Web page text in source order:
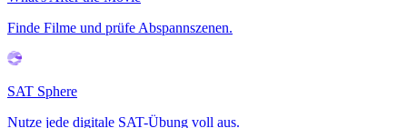
Finde Filme und prüfe Abspannszenen.
SAT Sphere
Nutze jede digitale SAT-Übung voll aus.